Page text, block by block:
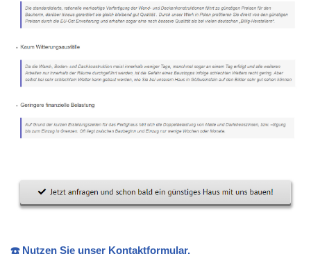
☎️ Nutzen Sie unser Kontaktformular.